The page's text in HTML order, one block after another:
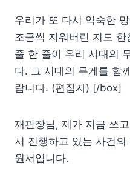
우리가 또 다시 익숙한
조금씩 지워버린 지도
줄 한 줄이 우리 시대의
다. 그 시대의 무게를 함
랍니다. (편집자) [/box]
재판장님, 제가 지금 쓰
서 진행하고 있는 사건
원서입니다.